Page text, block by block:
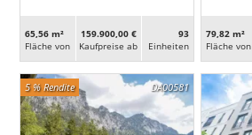
65,56 m²
Fläche von
159.900,00 €
Kaufpreise ab
93
Ein­heiten
79,82 m²
Fläche von
DA00581
5 % Rendite